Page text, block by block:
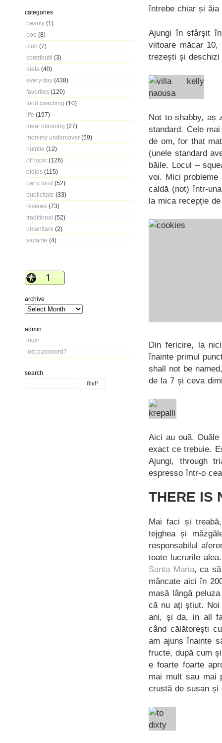
categories
beauty (1)
boo (8)
club (7)
contributii (3)
dieta (40)
every day (438)
favorites (120)
food coaching (10)
life (197)
meal planning (27)
mommy undercover (59)
nutritie (12)
off topic (126)
oldies (115)
party food (52)
publicitate (33)
reviews (73)
traditional (52)
umanitare (2)
vacante (4)
archive
admin
login
lost password?
search
întrebe chiar și ăia
Ajungi în sfârșit
viitoare măcar
trezești și
Not to shabby, aș
standard. Cele
de om, for that
(unele standard
băile. Locul –
voi. Mici
caldă (not) într-
la mica recepție
Din fericire, la
înainte primul
shall not be
de la 7 și ceva
Aici au ouă.
exact ce trebuie.
Ajungi, through
espresso într-o
THERE IS
Mai faci și
tejghea și
responsabilul
toate lucrurile
Santa Maria, ca
mâncate aici în
masă lângă
că nu ați știut. Noi
ani, și da, in all
când călătorești
am ajuns înainte
fructe, după cum
e foarte foarte
mai mult sau mai
crustă de susan și